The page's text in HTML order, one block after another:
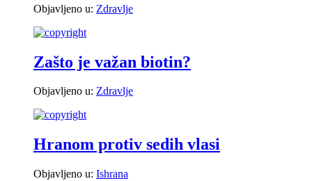
Objavljeno u: Zdravlje
Zašto je važan biotin?
Objavljeno u: Zdravlje
Hranom protiv sedih vlasi
Objavljeno u: Ishrana